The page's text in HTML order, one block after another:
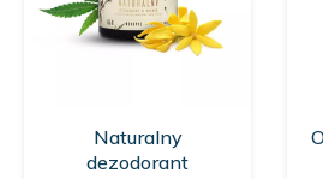
Naturalny
dezodorant